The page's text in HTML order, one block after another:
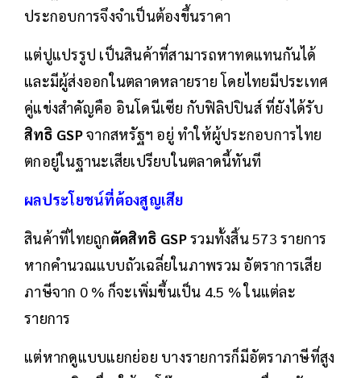
ประกอบการจึงจำเป็นต้องขึ้นราคา
แต่ปูแปรรูป เป็นสินค้าที่สามารถหาทดแทนกันได้
และมีผู้ส่งออกในตลาดหลายราย โดยไทยมีประเทศ
คู่แข่งสำคัญคือ อินโดนีเซีย กับฟิลิปปินส์ ที่ยังได้รับ
สิทธิ GSPจากสหรัฐฯ อยู่ ทำให้ผู้ประกอบการไทย
ตกอยู่ในฐานะเสียเปรียบในตลาดนี้ทันที
ผลประโยชน์ที่ต้องสูญเสีย
สินค้าที่ไทยถูกตัดสิทธิ GSPรวมทั้งสิ้น 573 รายการ
หากคำนวณแบบถัวเฉลี่ยในภาพรวม อัตราการเสีย
ภาษีจาก 0 % ก็จะเพิ่มขึ้นเป็น 4.5 % ในแต่ละ
รายการ
แต่หากดูแบบแยกย่อย บางรายการก็มีอัตราภาษีที่สูง